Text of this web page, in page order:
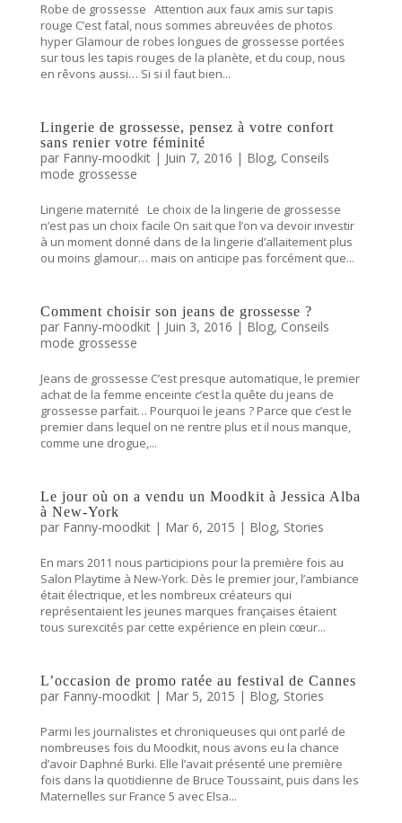
Robe de grossesse Attention aux faux amis sur tapis
rouge C’est fatal, nous sommes abreuvées de photos
hyper Glamour de robes longues de grossesse portées
sur tous les tapis rouges de la planète, et du coup, nous
en rêvons aussi… Si si il faut bien...
Lingerie de grossesse, pensez à votre confort
sans renier votre féminité
par Fanny-moodkit| Juin 7, 2016 | Blog, Conseils
mode grossesse
Lingerie maternité Le choix de la lingerie de grossesse
n’est pas un choix facile On sait que l’on va devoir investir
à un moment donné dans de la lingerie d’allaitement plus
ou moins glamour… mais on anticipe pas forcément que...
Comment choisir son jeans de grossesse ?
par Fanny-moodkit| Juin 3, 2016 | Blog, Conseils
mode grossesse
Jeans de grossesse C’est presque automatique, le premier
achat de la femme enceinte c’est la quête du jeans de
grossesse parfait… Pourquoi le jeans ? Parce que c’est le
premier dans lequel on ne rentre plus et il nous manque,
comme une drogue,...
Le jour où on a vendu un Moodkit à Jessica Alba
à New-York
par Fanny-moodkit| Mar 6, 2015 | Blog, Stories
En mars 2011 nous participions pour la première fois au
Salon Playtime à New-York. Dès le premier jour, l’ambiance
était électrique, et les nombreux créateurs qui
représentaient les jeunes marques françaises étaient
tous surexcités par cette expérience en plein cœur...
L’occasion de promo ratée au festival de Cannes
par Fanny-moodkit| Mar 5, 2015 | Blog, Stories
Parmi les journalistes et chroniqueuses qui ont parlé de
nombreuses fois du Moodkit, nous avons eu la chance
d’avoir Daphné Burki. Elle l’avait présenté une première
fois dans la quotidienne de Bruce Toussaint, puis dans les
Maternelles sur France 5 avec Elsa...